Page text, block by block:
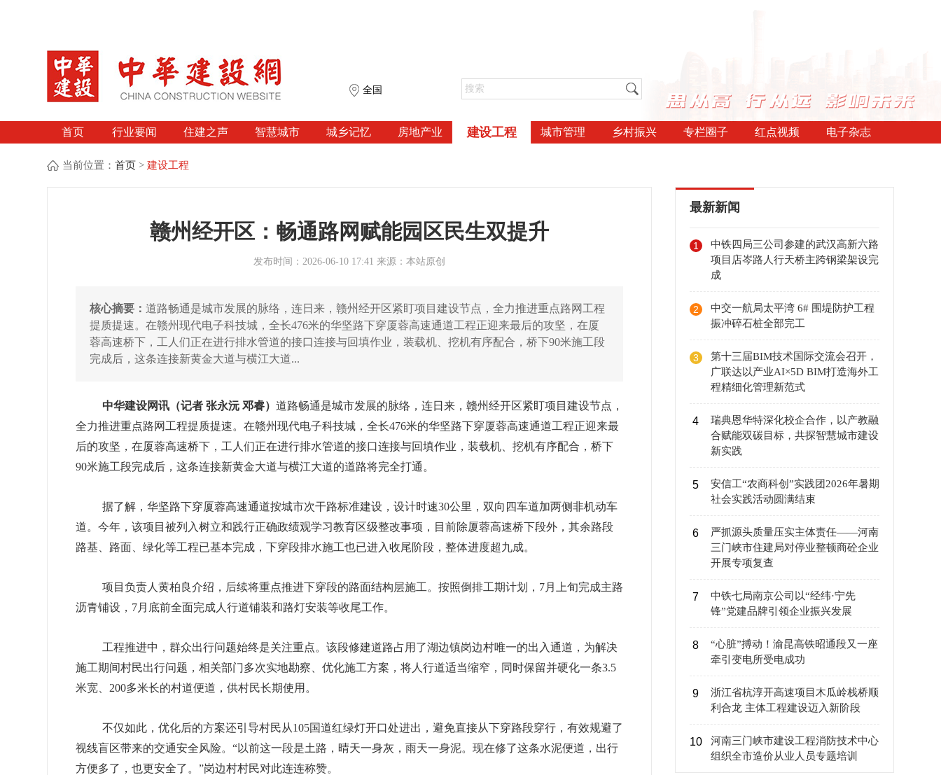
全国
首页 行业要闻 住建之声 智慧城市 城乡记忆 房地产业 建设工程 城市管理 乡村振兴 专栏圈子 红点视频 电子杂志
当前位置：首页 >建设工程
赣州经开区：畅通路网赋能园区民生双提升
发布时间：2026-06-10 17:41 来源：本站原创
核心摘要：道路畅通是城市发展的脉络，连日来，赣州经开区紧盯项目建设节点，全力推进重点路网工程
提质提速。在赣州现代电子科技城，全长476米的华坚路下穿厦蓉高速通道工程正迎来最后的攻坚，在厦
蓉高速桥下，工人们正在进行排水管道的接口连接与回填作业，装载机、挖机有序配合，桥下90米施工段
完成后，这条连接新黄金大道与横江大道...
中华建设网讯（记者 张永沅 邓睿） 道路畅通是城市发展的脉络，连日来，赣州经开区紧盯项目建设节点，
全力推进重点路网工程提质提速。在赣州现代电子科技城，全长476米的华坚路下穿厦蓉高速通道工程正迎来最
后的攻坚 ，在厦蓉高速桥下，工人们正在进行排水管道的接口连接与回填作业，装载机、挖机有序配合，桥下
90米施工段完成后，这条连接新黄金大道与横江大道的道路将完全打通。
据了解， 华坚路下穿厦蓉高速通道按城市次干路标准建设，设计时速30公里，双向四车道加两侧非机动车
道。今年，该项目被列入树立和践行正确政绩观学习教育区级整改事项 ，目前除厦蓉高速桥下段外，其余路段
路基、路面、绿化等工程已基本完成，下穿段排水施工也已进入收尾阶段，整体进度超九成。
项目负责人黄柏良介绍，后续将重点推进下穿段的路面结构层施工。按照倒排工期计划， 7月上旬完成主路
沥青铺设，7月底前全面完成人行道铺装和路灯安装等收尾工作。
工程推进中，群众出行问题始终是关注重点。该段修建道路占用了湖边镇岗边村唯一的出入通道，为解决
施工期间村民出行问题，相关部门多次实地勘察、优化施工方案，将人行道适当缩窄，同时保留并硬化一条3.5
米宽、200多米长的村道便道，供村民长期使用。
不仅如此，优化后的方案还引导村民从105国道红绿灯开口处进出，避免直接从下穿路段穿行，有效规避了
视线盲区带来的交通安全风险。“以前这一段是土路，晴天一身灰，雨天一身泥。现在修了这条水泥便道，出行
方便多了，也更安全了。”岗边村村民对此连连称赞。
最新新闻
1
中铁四局三公司参建的武汉高新六路
项目店岑路人行天桥主跨钢梁架设完
成
2
中交一航局太平湾 6# 围堤防护工程
振冲碎石桩全部完工
3
第十三届BIM技术国际交流会召开，
广联达以产业AI×5D BIM打造海外工
程精细化管理新范式
4
瑞典恩华特深化校企合作，以产教融
合赋能双碳目标，共探智慧城市建设
新实践
5
安信工“农商科创”实践团2026年暑期
社会实践活动圆满结束
6
严抓源头质量压实主体责任——河南
三门峡市住建局对停业整顿商砼企业
开展专项复查
7
中铁七局南京公司以“经纬·宁先
锋”党建品牌引领企业振兴发展
8
“心脏”搏动！渝昆高铁昭通段又一座
牵引变电所受电成功
9
浙江省杭淳开高速项目木瓜岭栈桥顺
利合龙 主体工程建设迈入新阶段
10
河南三门峡市建设工程消防技术中心
组织全市造价从业人员专题培训